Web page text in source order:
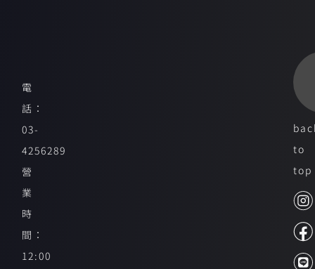
電
話：
03-
4256289
營
業
時
間：
12:00
to
top